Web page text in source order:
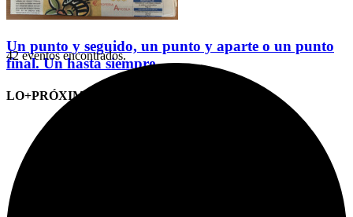
Un punto y seguido, un punto y aparte o un punto
final. Un hasta siempre
LO+PRÓXIMO (CITAS)
42 eventos encontrados.